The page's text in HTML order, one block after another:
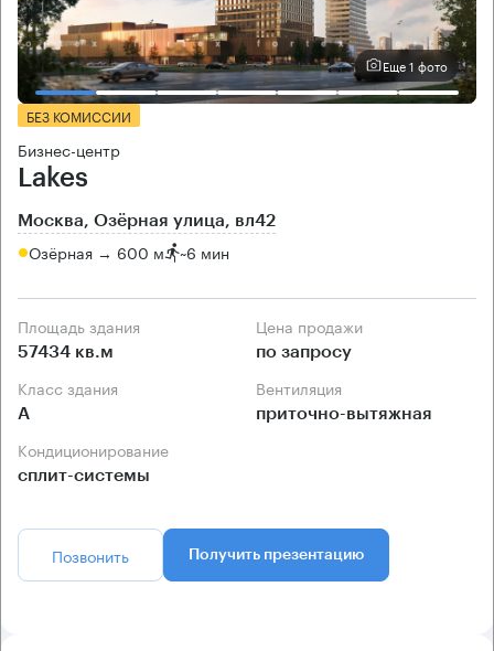
Еще 1 фото
БЕЗ КОМИССИИ
Бизнес-центр
Lakes
Москва, Озёрная улица, вл42
Озёрная → 600 м ~6 мин
Площадь здания
57434 кв.м
Цена продажи
по запросу
Класс здания
А
Вентиляция
приточно-вытяжная
Кондиционирование
сплит-системы
Позвонить Получить презентацию